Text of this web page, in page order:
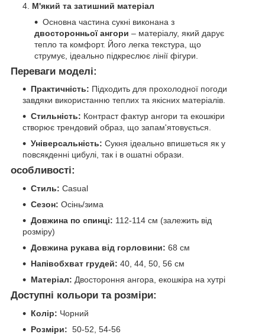
М'який та затишний матеріал
Основна частина сукні виконана з
двосторонньої ангори – матеріалу, який дарує
тепло та комфорт. Його легка текстура, що
струмує, ідеально підкреслює лінії фігури.
Переваги моделі:
Практичність: Підходить для прохолодної погоди
завдяки використанню теплих та якісних матеріалів.
Стильність: Контраст фактур ангори та екошкіри
створює трендовий образ, що запам'ятовується.
Універсальність: Сукня ідеально впишеться як у
повсякденні цибулі, так і в ошатні образи.
особливості:
Стиль: Casual
Сезон: Осінь/зима
Довжина по спинці: 112-114 см (залежить від
розміру)
Довжина рукава від горловини: 68 см
Напівобхват грудей: 40, 44, 50, 56 см
Матеріал: Двостороння ангора, екошкіра на хутрі
Доступні кольори та розміри:
Колір: Чорний
Розміри: 50-52, 54-56